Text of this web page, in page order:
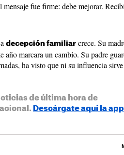
fue firme: debe mejorar.
decepción familiar crece. Su
año marcara un cambio. Su padre
ha visto que ni su influencia sirve
de última hora de
Descárgate aquí la app